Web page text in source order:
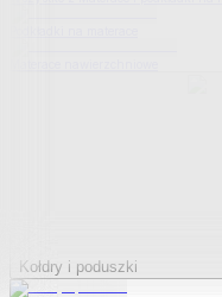
Kołdry i poduszki